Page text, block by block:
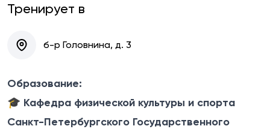
Тренирует в
б-р Головнина, д. 3
Образование:
🎓 Кафедра физической культуры и спорта
Санкт-Петербургского Государственного